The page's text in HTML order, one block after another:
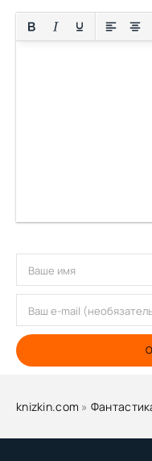
knizkin.com »